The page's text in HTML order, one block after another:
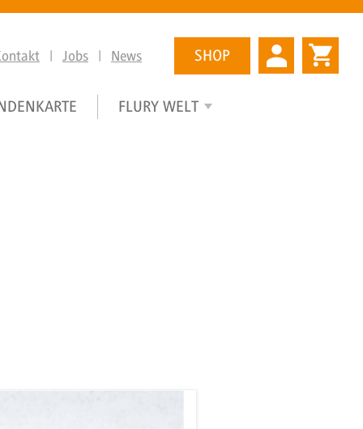
Jobs News SHOP
FLURY WELT